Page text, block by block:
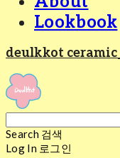
Lookbook
deulkkot
Search 검색
Log In 로그인